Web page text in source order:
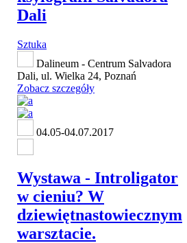
Dali
Sztuka
Dalineum - Centrum Salvadora
Dali, ul. Wielka 24, Poznań
Zobacz szczegóły
04.05-04.07.2017
Wystawa - Introligator
w cieniu? W
dziewiętnastowiecznym
warsztacie.